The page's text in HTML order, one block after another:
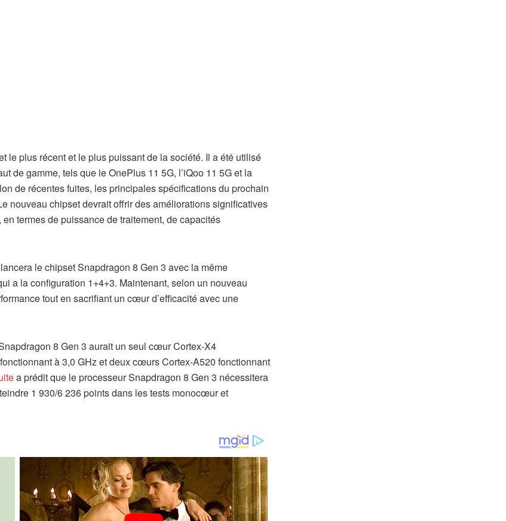
le plus récent et le plus puissant de la société. Il a été utilisé
de gamme, tels que le OnePlus 11 5G, l’iQoo 11 5G et la
de récentes fuites, les principales spécifications du prochain
nouveau chipset devrait offrir des améliorations significatives
termes de puissance de traitement, de capacités
le chipset Snapdragon 8 Gen 3 avec la même
a la configuration 1+4+3. Maintenant, selon un nouveau
tout en sacrifiant un cœur d’efficacité avec une
8 Gen 3 aurait un seul cœur Cortex-X4
à 3,0 GHz et deux cœurs Cortex-A520 fonctionnant
a prédit que le processeur Snapdragon 8 Gen 3 nécessitera
1 930/6 236 points dans les tests monocœur et